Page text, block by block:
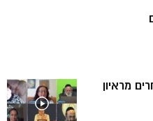
מראיון